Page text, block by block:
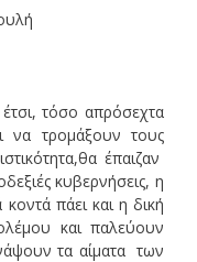
τόσο απρόσεχτα
να τρομάξουν τους
έπαιζαν
κυβερνήσεις, η
πάει και η δική
και παλεύουν
τα αίματα των